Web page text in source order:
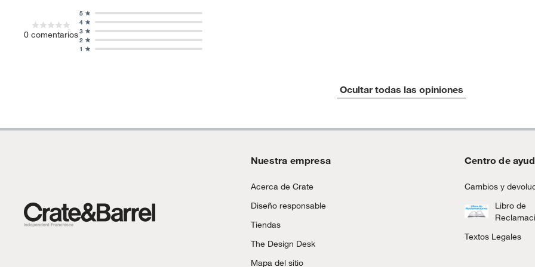
0 comentarios
1
2
3
4
5
Ocultar todas las opiniones
Nuestra empresa
Acerca de Crate
Diseño responsable
Tiendas
The Design Desk
Mapa del sitio
Centro de
Cambios y
Libro de
Textos Legales